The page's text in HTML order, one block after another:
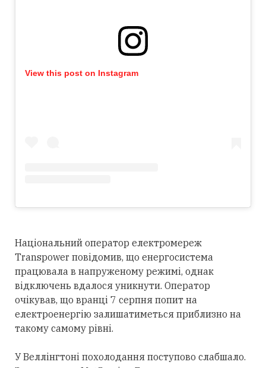
View this post on Instagram
Національний оператор електромереж
Transpower повідомив, що енергосистема
працювала в напруженому режимі, однак
відключень вдалося уникнути. Оператор
очікував, що вранці 7 серпня попит на
електроенергію залишатиметься приблизно на
такому самому рівні.
У Веллінгтоні похолодання поступово слабшало.